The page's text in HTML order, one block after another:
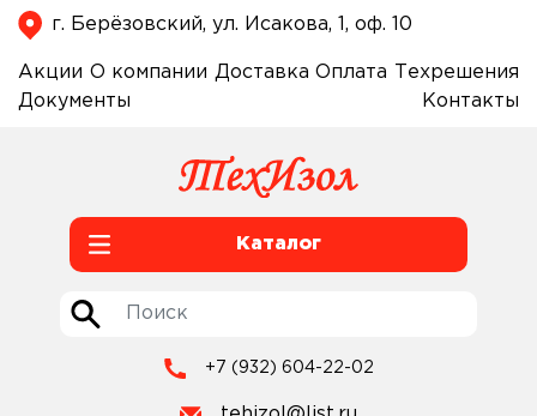
г. Берёзовский, ул. Исакова, 1, оф. 10
Акции О компании Доставка Оплата
Техрешения
Документы
Контакты
Каталог
+7 (932) 604-22-02